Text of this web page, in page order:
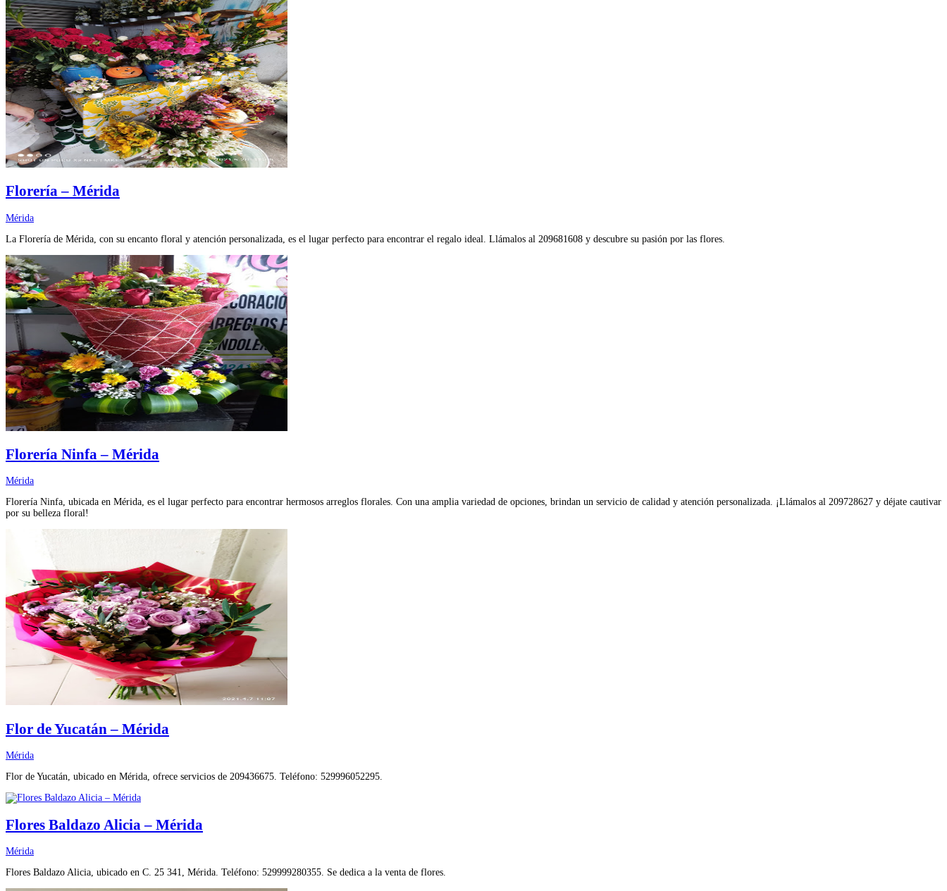
Florería – Mérida
Mérida
La Florería de Mérida, con su encanto floral y atención personalizada, es el lugar perfecto para encontrar el regalo ideal. Llámalos al 209681608 y descubre su pasión por las flores.
Florería Ninfa – Mérida
Mérida
Florería Ninfa, ubicada en Mérida, es el lugar perfecto para encontrar hermosos arreglos florales. Con una amplia variedad de opciones, brindan un servicio de calidad y atención personalizada. ¡Llámalos al 209728627 y déjate cautivar
por su belleza floral!
Flor de Yucatán – Mérida
Mérida
Flor de Yucatán, ubicado en Mérida, ofrece servicios de 209436675. Teléfono: 529996052295.
Flores Baldazo Alicia – Mérida
Mérida
Flores Baldazo Alicia, ubicado en C. 25 341, Mérida. Teléfono: 529999280355. Se dedica a la venta de flores.